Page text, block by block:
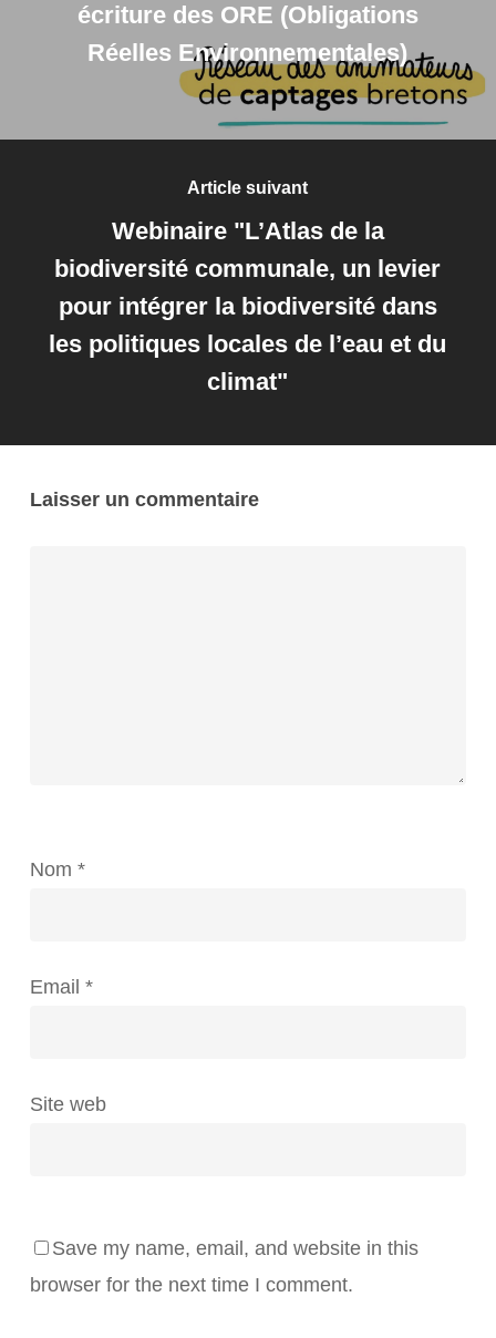
écriture des ORE (Obligations
Réelles Environnementales)
Article suivant
Webinaire "L’Atlas de la
biodiversité communale, un levier
pour intégrer la biodiversité dans
les politiques locales de l’eau et du
climat"
Laisser un commentaire
Nom *
Email *
Site web
Save my name, email, and website in this
browser for the next time I comment.